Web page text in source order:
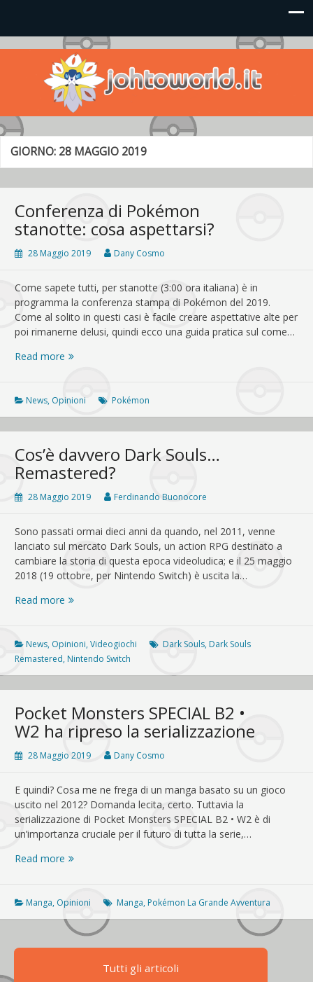
Johto World
Le novità più frizzanti dall'universo Pokémon e Nintendo
GIORNO: 28 MAGGIO 2019
Conferenza di Pokémon
stanotte: cosa aspettarsi?
28 Maggio 2019 Dany Cosmo
Come sapete tutti, per stanotte (3:00 ora italiana) è in
programma la conferenza stampa di Pokémon del 2019.
Come al solito in questi casi è facile creare aspettative alte per
poi rimanerne delusi, quindi ecco una guida pratica sul come…
Read more Conferenza
Pokémon
stanotte:
cosa
aspettarsi?
News, Opinioni Pokémon
Cos’è davvero Dark Souls…
Remastered?
28 Maggio 2019 Ferdinando Buonocore
Sono passati ormai dieci anni da quando, nel 2011, venne
lanciato sul mercato Dark Souls, un action RPG destinato a
cambiare la storia di questa epoca videoludica; e il 25 maggio
2018 (19 ottobre, per Nintendo Switch) è uscita la…
Read more Cos’è
Souls…
Remastered?
News, Opinioni,Videogiochi Dark Souls, Dark Souls
Remastered, Nintendo Switch
Pocket Monsters SPECIAL B2 •
W2 ha ripreso la serializzazione
28 Maggio 2019 Dany Cosmo
E quindi? Cosa me ne frega di un manga basato su un gioco
uscito nel 2012? Domanda lecita, certo. Tuttavia la
serializzazione di Pocket Monsters SPECIAL B2 • W2 è di
un’importanza cruciale per il futuro di tutta la serie,…
Read more Pocket
B2
•
W2
ha
Manga, Opinioni Manga, Pokémon La Grande Avventura
Tutti gli articoli